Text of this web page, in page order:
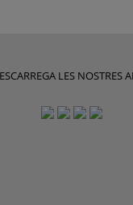
LES NOSTRES